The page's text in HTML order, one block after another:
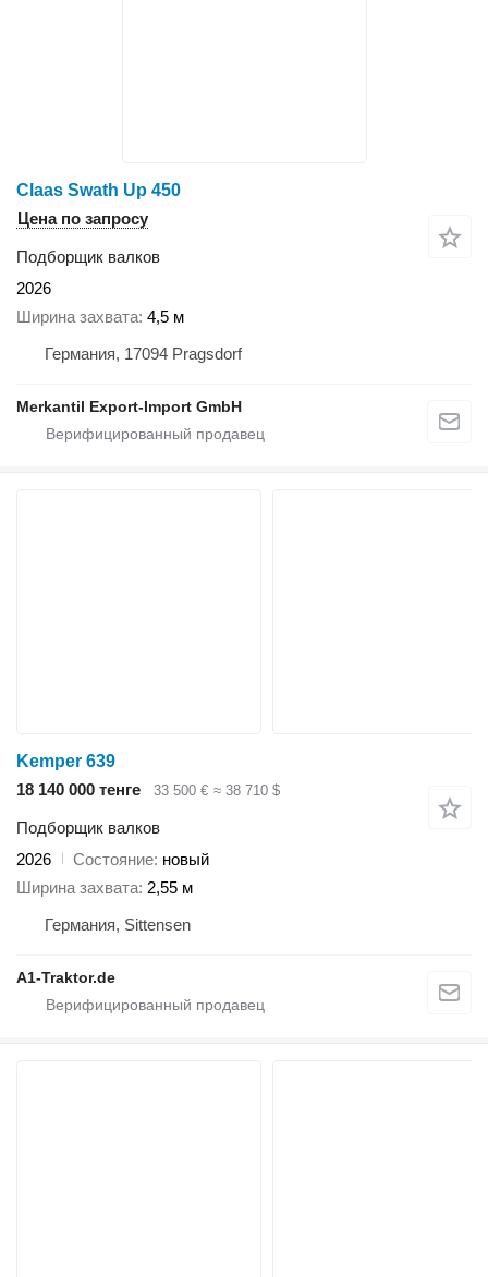
Claas Swath Up 450
Цена по запросу
Подборщик валков
2026
Ширина захвата 4,5 м
Германия, 17094 Pragsdorf
Merkantil Export-Import GmbH
Kemper 639
18 140 000 тенге
33 500 € ≈ 38 710 $
Подборщик валков
2026
Состояние новый
Ширина захвата 2,55 м
Германия, Sittensen
A1-Traktor.de